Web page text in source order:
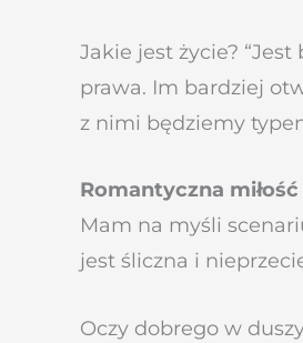
Jakie jest życie?
prawa. Im bardziej
z nimi będziemy
Romantyczna miłość
Mam na myśli
jest śliczna i
Oczy dobrego w